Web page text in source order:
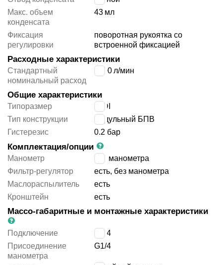
Макс. объем
конденсата
43 мл
Фиксация
регулировки
поворотная рукоятка со
встроенной фиксацией
Расходные характеристики
Стандартный
номинальный расход
2800 л/мин
Общие характеристики
Типоразмер
MIDI
Тип конструкции
модульный БПВ
Гистерезис
0.2 бар
Комплектация/опции
Манометр
без манометра
Фильтр-регулятор
есть, без манометра
Маслораспылитель
есть
Кронштейн
есть
Массо-габаритные и монтажные характеристики
Подключение
G3/4
Присоединение
манометра
G1/4